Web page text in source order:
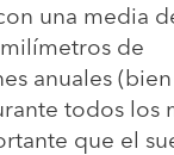
una media
de
anuales (bien
todos los
que el